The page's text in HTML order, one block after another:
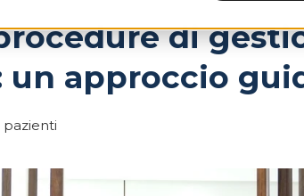
di
un approccio
pazienti